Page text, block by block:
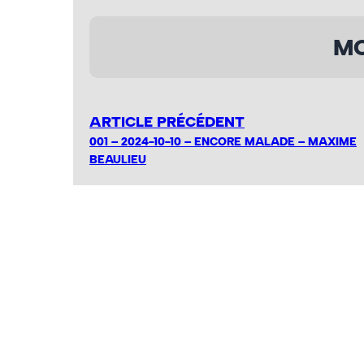
ARTICLE PRÉCÉDENT
001 – 2024-10-10 – ENCORE MALADE – MAXIME
BEAULIEU